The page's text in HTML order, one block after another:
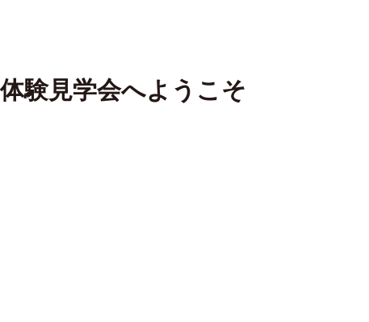
験見学会へようこそ